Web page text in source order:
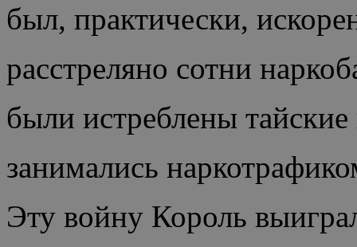
был, практически,
расстреляно сотни
были истреблены
занимались
Эту войну Король